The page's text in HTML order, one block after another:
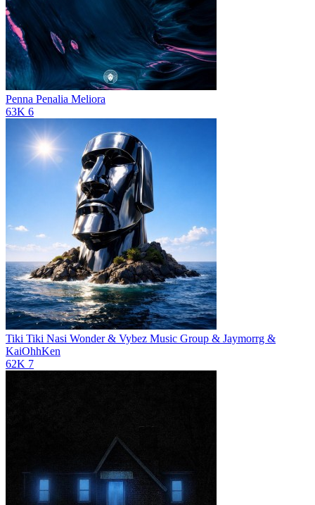
Penna Penalia Meliora
63K 6
Tiki Tiki Nasi Wonder & Vybez Music Group & Jaymorrg &
KaiOhhKen
62K 7